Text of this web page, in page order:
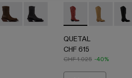
- Red004 - Bottes blanches en cuir
- A700021-003 - Bottes en cuir à
QUETAL - A700021-002 - Bottes en
QUETAL - A700021-001 -
QUETAL -QUETAL -
QUETAL
CHF 615
CHF 1.025 -40%